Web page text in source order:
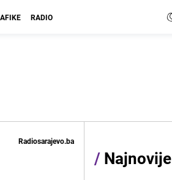
RADIO
Radiosarajevo.ba
/ Najnovije